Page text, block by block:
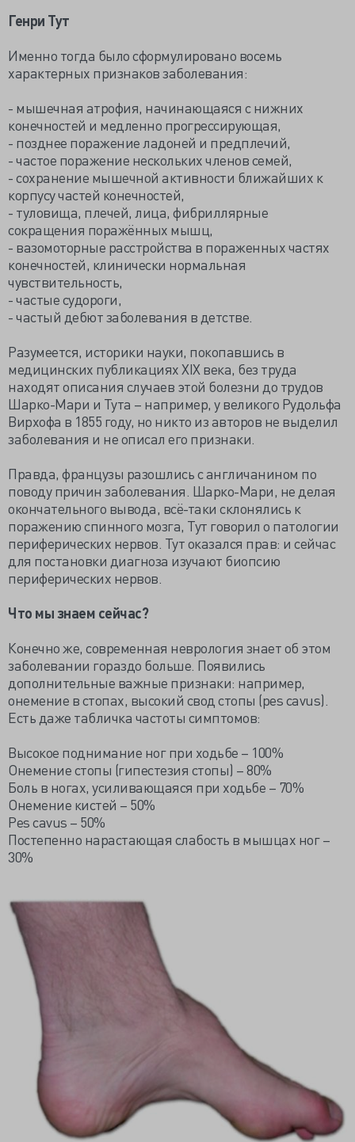
Генри Тут
Именно тогда было сформулировано восемь
характерных признаков заболевания:
- мышечная атрофия, начинающаяся с нижних
конечностей и медленно прогрессирующая,
- позднее поражение ладоней и предплечий,
- частое поражение нескольких членов семей,
- сохранение мышечной активности ближайших к
корпусу частей конечностей,
- туловища, плечей, лица, фибриллярные
сокращения поражённых мышц,
- вазомоторные расстройства в пораженных частях
конечностей, клинически нормальная
чувствительность,
- частые судороги,
- частый дебют заболевания в детстве.
Разумеется, историки науки, покопавшись в
медицинских публикациях XIX века, без труда
находят описания случаев этой болезни до трудов
Шарко-Мари и Тута – например, у великого Рудольфа
Вирхофа в 1855 году, но никто из авторов не выделил
заболевания и не описал его признаки.
Правда, французы разошлись с англичанином по
поводу причин заболевания. Шарко-Мари, не делая
окончательного вывода, всё-таки склонялись к
поражению спинного мозга, Тут говорил о патологии
периферических нервов. Тут оказался прав: и сейчас
для постановки диагноза изучают биопсию
периферических нервов.
Что мы знаем сейчас?
Конечно же, современная неврология знает об этом
заболевании гораздо больше. Появились
дополнительные важные признаки: например,
онемение в стопах, высокий свод стопы (pes cavus).
Есть даже табличка частоты симптомов:
Высокое поднимание ног при ходьбе – 100%
Онемение стопы (гипестезия стопы) – 80%
Боль в ногах, усиливающаяся при ходьбе – 70%
Онемение кистей – 50%
Pes cavus – 50%
Постепенно нарастающая слабость в мышцах ног –
30%